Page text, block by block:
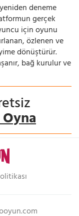
deneme
gerçek
için oyunu
özlenen ve
dönüştürür.
bağ kurulur ve